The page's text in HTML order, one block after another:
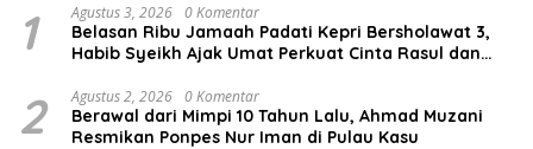
1 Agustus 3, 2026 0 Komentar
Belasan Ribu Jamaah Padati Kepri Bersholawat 3,
Habib Syeikh Ajak Umat Perkuat Cinta Rasul dan
2 Agustus 2, 2026 0 Komentar
Berawal dari Mimpi 10 Tahun Lalu, Ahmad Muzani
Resmikan Ponpes Nur Iman di Pulau Kasu